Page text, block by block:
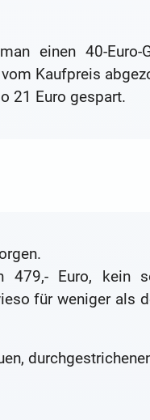
einen 40-Euro-
Kaufpreis
21 Euro gespart.
479,- Euro, kein
für weniger als